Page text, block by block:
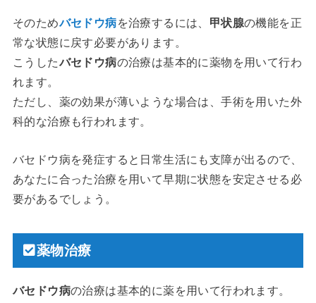
そのためバセドウ病を治療するには、 甲状腺の機能を正
常な状態に戻す必要があります。
こうしたバセドウ病の治療は基本的に薬物を用いて行わ
れます。
ただし、薬の効果が薄いような場合は、手術を用いた外
科的な治療も行われます。
バセドウ病を発症すると日常生活にも支障が出るので、
あなたに合った治療を用いて早期に状態を安定させる必
要があるでしょう。
薬物治療
バセドウ病の治療は基本的に薬を用いて行われます。